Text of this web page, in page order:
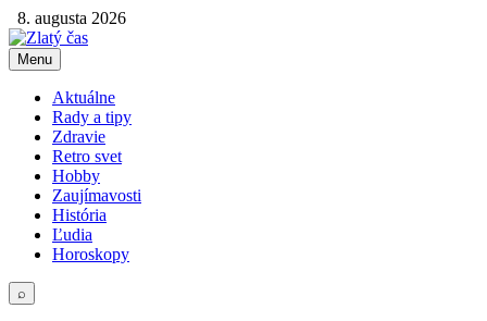
8. augusta 2026
Menu
Aktuálne
Rady a tipy
Zdravie
Retro svet
Hobby
Zaujímavosti
História
Ľudia
Horoskopy
⌕